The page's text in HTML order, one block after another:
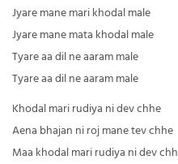
Jyare mane mari khodal male
Jyare mane mata khodal male
Tyare aa dil ne aaram male
Tyare aa dil ne aaram male
Khodal mari rudiya ni dev chhe
Aena bhajan ni roj mane tev chhe
Maa khodal mari rudiya ni dev